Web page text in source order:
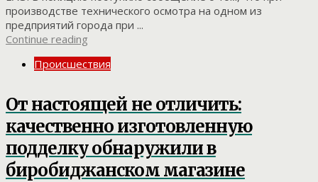
производстве технического осмотра на одном из
предприятий города при ...
Continue reading
Происшествия
От настоящей не отличить:
качественно изготовленную
подделку обнаружили в
биробиджанском магазине